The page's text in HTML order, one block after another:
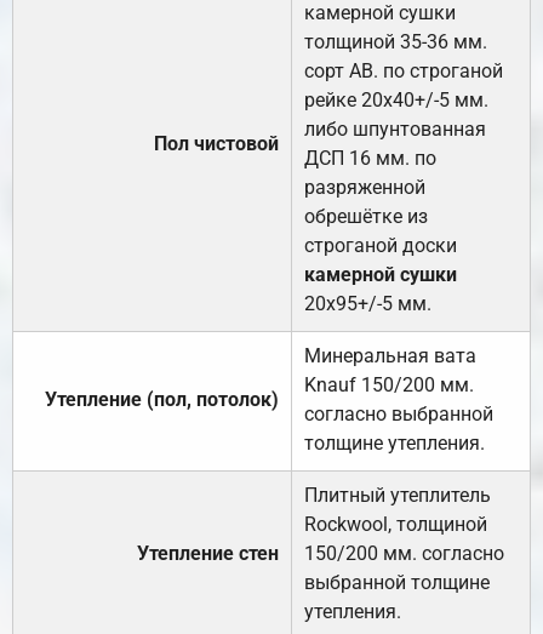
Пол чистовой
камерной сушки
толщиной 35-36 мм.
сорт АВ. по строганой
рейке 20х40+/-5 мм.
либо шпунтованная
ДСП 16 мм. по
разряженной
обрешётке из
строганой доски
камерной сушки
20х95+/-5 мм.
Утепление (пол, потолок)
Минеральная вата
Knauf 150/200 мм.
согласно выбранной
толщине утепления.
Утепление стен
Плитный утеплитель
Rockwool, толщиной
150/200 мм. согласно
выбранной толщине
утепления.